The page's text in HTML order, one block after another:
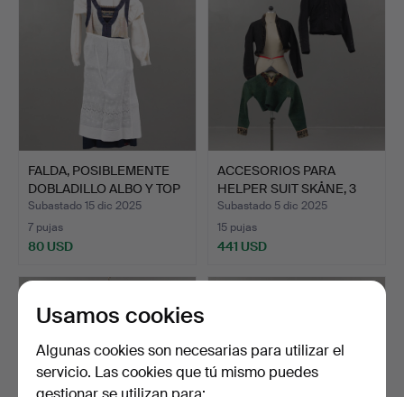
FALDA, POSIBLEMENTE
DOBLADILLO ALBO Y TOP
…
Subastado 15 dic 2025
7 pujas
80 USD
ACCESORIOS PARA
HELPER SUIT SKÅNE, 3
PIEZA…
Subastado 5 dic 2025
15 pujas
441 USD
Usamos cookies
Algunas cookies son necesarias para utilizar el
servicio. Las cookies que tú mismo puedes